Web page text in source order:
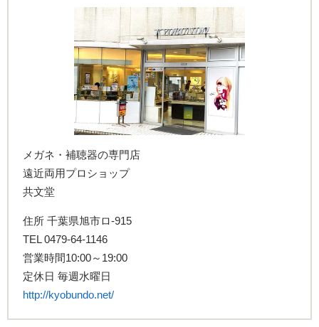
メガネ・補聴器の専門店
遠近両用プロショップ
共文堂
住所 千葉県旭市ロ-915
TEL 0479-64-1146
営業時間10:00～19:00
定休日 毎週水曜日
http://kyobundo.net/